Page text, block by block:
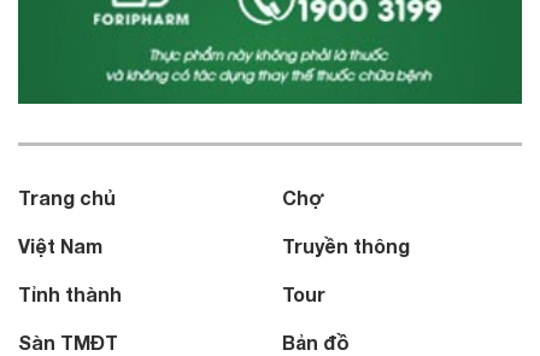
Trang chủ
Việt Nam
Tỉnh thành
Sàn TMĐT
Chợ
Truyền thông
Tour
Bản đồ